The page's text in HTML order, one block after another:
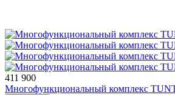
411 900
Многофункциональный комплекс